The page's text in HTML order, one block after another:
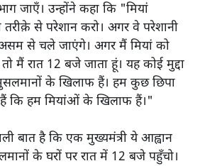
जाएँ। उन्होंने कहा कि "मियां
से परेशान करो। अगर वे परेशानी
से चले जाएंगे। अगर मैं मियां को
मैं रात 12 बजे जाता हूं। यह कोई मुद्दा
के खिलाफ हैं। हम कुछ छिपा
कि हम मियांओं के खिलाफ हैं।"
बात है कि एक मुख्यमंत्री ये आह्वान
के घरों पर रात में 12 बजे पहुँचो।